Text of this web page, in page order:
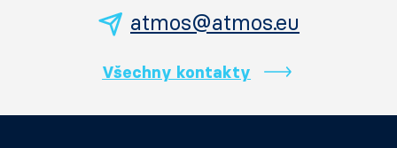
atmos@atmos.eu
Všechny kontakty